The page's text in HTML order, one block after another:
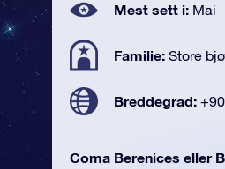
Mest sett i: Mai
Familie: Store
Breddegrad:
Coma Berenices eller